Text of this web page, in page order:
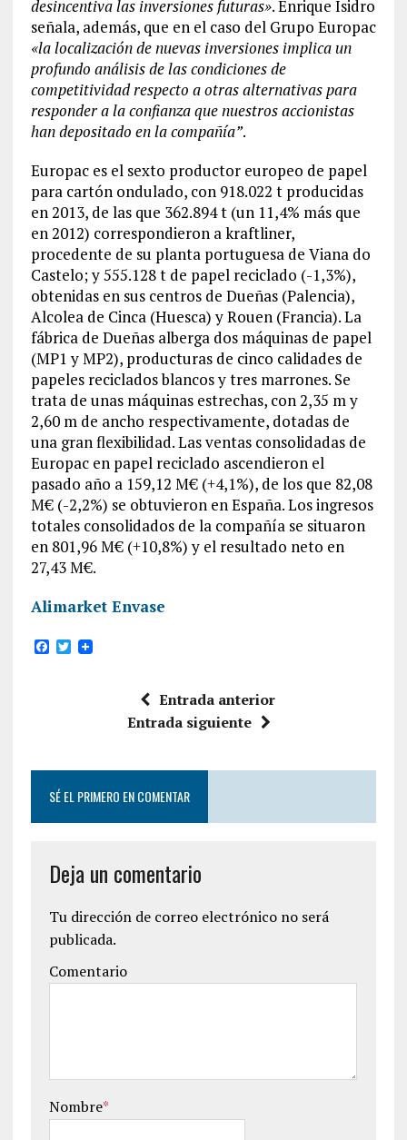
desincentiva las inversiones futuras». Enrique Isidro
señala, además, que en el caso del Grupo Europac
«la localización de nuevas inversiones implica un
profundo análisis de las condiciones de
competitividad respecto a otras alternativas para
responder a la confianza que nuestros accionistas
han depositado en la compañía”.
Europac es el sexto productor europeo de papel
para cartón ondulado, con 918.022 t producidas
en 2013, de las que 362.894 t (un 11,4% más que
en 2012) correspondieron a kraftliner,
procedente de su planta portuguesa de Viana do
Castelo; y 555.128 t de papel reciclado (-1,3%),
obtenidas en sus centros de Dueñas (Palencia),
Alcolea de Cinca (Huesca) y Rouen (Francia). La
fábrica de Dueñas alberga dos máquinas de papel
(MP1 y MP2), producturas de cinco calidades de
papeles reciclados blancos y tres marrones. Se
trata de unas máquinas estrechas, con 2,35 m y
2,60 m de ancho respectivamente, dotadas de
una gran flexibilidad. Las ventas consolidadas de
Europac en papel reciclado ascendieron el
pasado año a 159,12 M€ (+4,1%), de los que 82,08
M€ (-2,2%) se obtuvieron en España. Los ingresos
totales consolidados de la compañía se situaron
en 801,96 M€ (+10,8%) y el resultado neto en
27,43 M€.
Alimarket Envase
F T
Entrada anterior
Entrada siguiente
SÉ EL PRIMERO EN COMENTAR
Deja un comentario
Tu dirección de correo electrónico no será
publicada.
Comentario
Nombre*